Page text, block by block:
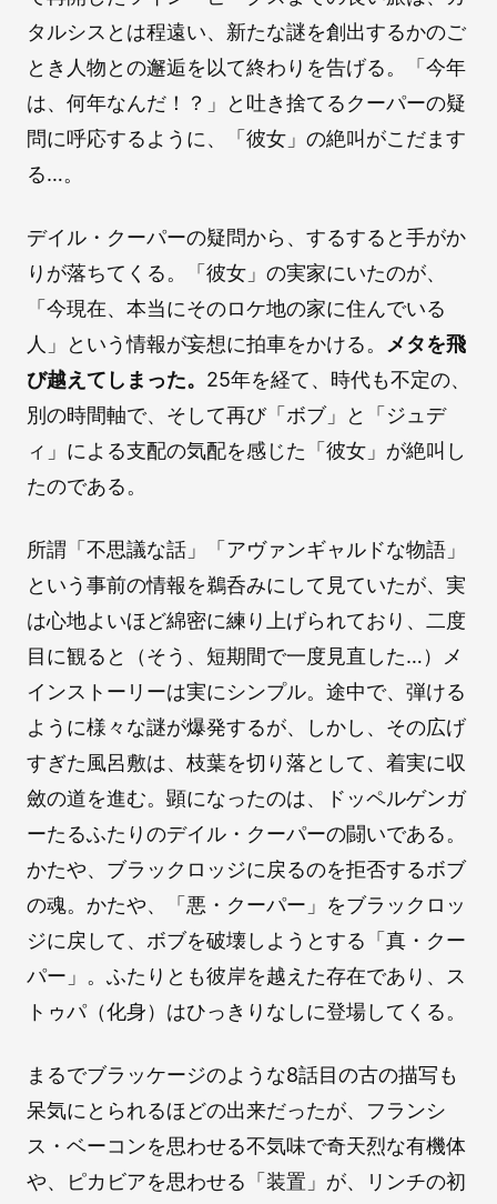
タルシスとは程遠い、新たな謎を創出するかのご
とき人物との邂逅を以て終わりを告げる。「今年
は、何年なんだ！？」と吐き捨てるクーパーの疑
問に呼応するように、「彼女」の絶叫がこだます
る…。
デイル・クーパーの疑問から、するすると手がか
りが落ちてくる。「彼女」の実家にいたのが、
「今現在、本当にそのロケ地の家に住んでいる
人」という情報が妄想に拍車をかける。
メタを飛
び越えてしまった。 25年を経て、時代も不定の、
別の時間軸で、そして再び「ボブ」と「ジュデ
ィ」による支配の気配を感じた「彼女」が絶叫し
たのである。
所謂「不思議な話」「アヴァンギャルドな物語」
という事前の情報を鵜呑みにして見ていたが、実
は心地よいほど綿密に練り上げられており、二度
目に観ると（そう、短期間で一度見直した…）メ
インストーリーは実にシンプル。途中で、弾ける
ように様々な謎が爆発するが、しかし、その広げ
すぎた風呂敷は、枝葉を切り落として、着実に収
斂の道を進む。顕になったのは、ドッペルゲンガ
ーたるふたりのデイル・クーパーの闘いである。
かたや、ブラックロッジに戻るのを拒否するボブ
の魂。かたや、「悪・クーパー」をブラックロッ
ジに戻して、ボブを破壊しようとする「真・クー
パー」。ふたりとも彼岸を越えた存在であり、ス
トゥパ（化身）はひっきりなしに登場してくる。
まるでブラッケージのような8話目の古の描写も
呆気にとられるほどの出来だったが、フランシ
ス・ベーコンを思わせる不気味で奇天烈な有機体
や、ピカビアを思わせる「装置」が、リンチの初